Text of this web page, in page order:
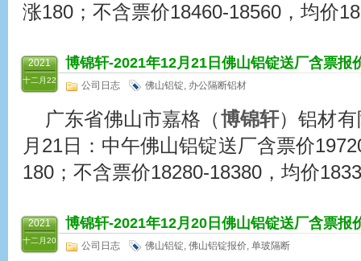
涨180；不含票价18460-18560，均价
2021
十二月22
博锦轩-2021年12月21日佛山铝锭送厂含票报
公司日志 佛山铝锭, 办公隔断铝材
广东省佛山市嘉格（博锦轩）铝材
月21日：中午佛山铝锭送厂含票价
180；不含票价18280-18380，均价
2021
十二月20
博锦轩-2021年12月20日佛山铝锭送厂含票报
公司日志 佛山铝锭, 佛山铝锭报价, 单玻隔断